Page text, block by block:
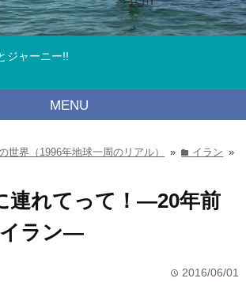
ジャーニー!!
MENU
世界（1996年地球一周のリアル） » folder イラン »
連れてって！―20年前
イラン―
time 2016/06/01